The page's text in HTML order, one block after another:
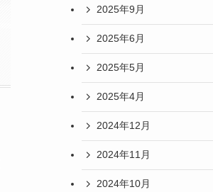
2025年9月
2025年6月
2025年5月
2025年4月
2024年12月
2024年11月
2024年10月